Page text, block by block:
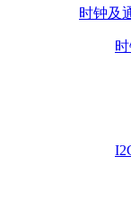
时钟及